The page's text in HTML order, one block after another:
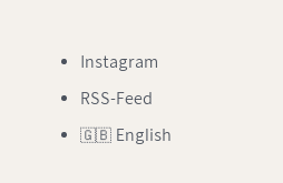
Instagram
RSS-Feed
🇬🇧 English